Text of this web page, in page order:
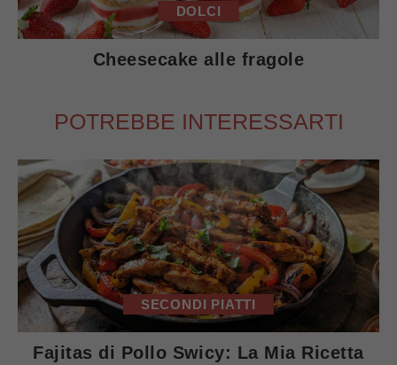
DOLCI
Cheesecake alle fragole
POTREBBE INTERESSARTI
SECONDI PIATTI
Fajitas di Pollo Swicy: La Mia Ricetta